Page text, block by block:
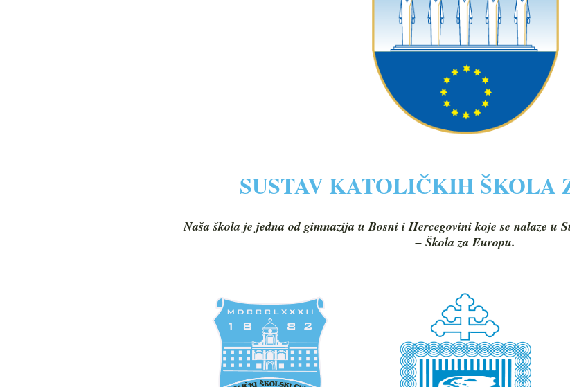
SUSTAV KATOLIČKIH ŠKOLA
Naša škola je jedna od gimnazija u Bosni i Hercegovini koje se nalaze u
– Škola za Europu.